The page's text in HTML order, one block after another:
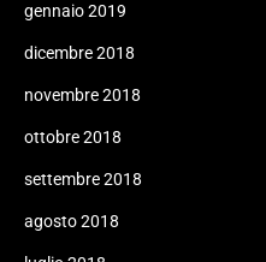
gennaio 2019
dicembre 2018
novembre 2018
ottobre 2018
settembre 2018
agosto 2018